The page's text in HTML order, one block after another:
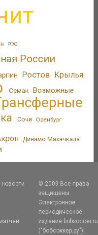
РФС
России
Ростов Крылья
Семак Возможные
Сочи Оренбург
Динамо Махачкала
© 2009 Все права
защищены.
Электронное
периодическое
издание bobsoccer.ru
("бобсоккер.ру")